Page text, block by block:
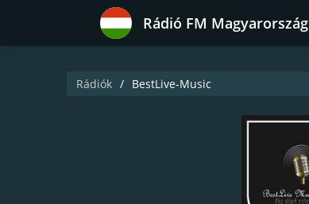
Rádió FM Magyarország
Rádiók BestLive-Music